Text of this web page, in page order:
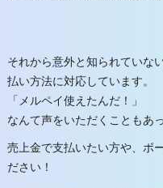
それから意外と知られていな
払い方法に対応しています。
「メルペイ使えたんだ！」
なんて声をいただくこともあ
売上金で支払いたい方や、ボ
ださい！